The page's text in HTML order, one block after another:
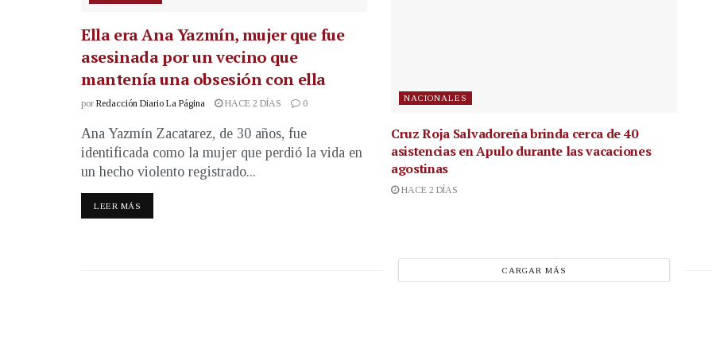
Ella era Ana Yazmín, mujer que fue
asesinada por un vecino que
mantenía una obsesión con ella
por Redacción Diario La Página HACE 2 DÍAS 0
Ana Yazmín Zacatarez, de 30 años, fue
identificada como la mujer que perdió la vida en
un hecho violento registrado...
LEER MÁS
NACIONALES
Cruz Roja Salvadoreña brinda cerca de 40
asistencias en Apulo durante las vacaciones
agostinas
HACE 2 DÍAS
CARGAR MÁS